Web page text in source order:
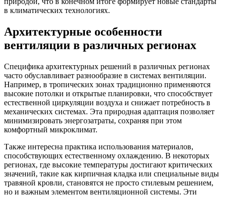
в климатических технологиях.
Архитектурные особенности
вентиляции в различных регионах
Специфика архитектурных решений в различных регионах
часто обуславливает разнообразие в системах вентиляции.
Например, в тропических зонах традиционно применяются
высокие потолки и открытые планировки, что способствует
естественной циркуляции воздуха и снижает потребность в
механических системах. Эта природная адаптация позволяет
минимизировать энергозатраты, сохраняя при этом
комфортный микроклимат.
Также интересна практика использования материалов,
способствующих естественному охлаждению. В некоторых
регионах, где высокие температуры достигают критических
значений, такие как кирпичная кладка или специальные виды
травяной кровли, становятся не просто стилевым решением,
но и важным элементом вентиляционной системы. Эти